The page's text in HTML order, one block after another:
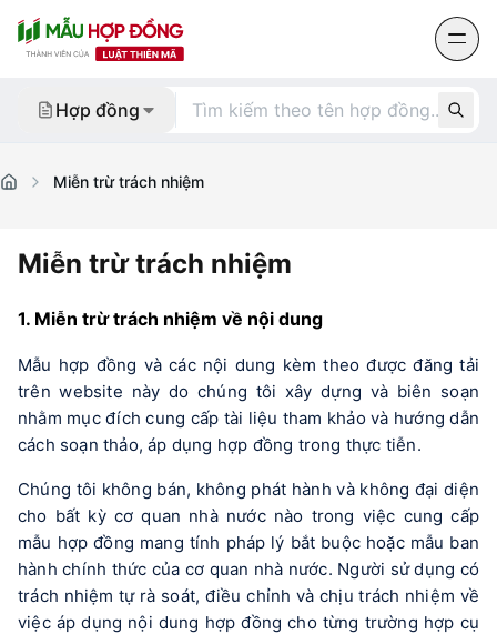
Số điện thoại hỗ trợ
Mới
0977 523 155
Email:
info@luatthienma.com.vn
Liên kết nhanh
Về chúng tôi
Biểu giá dịch vụ
Đội ngũ phát triển
Hợp đồng
Miễn trừ trách nhiệm
Miễn trừ trách nhiệm
1. Miễn trừ trách nhiệm về nội dung
Mẫu hợp đồng và các nội dung kèm theo được đăng tải
trên website này do chúng tôi xây dựng và biên soạn
nhằm mục đích cung cấp tài liệu tham khảo và hướng dẫn
Chúng tôi không bán, không phát hành và không đại diện
cho bất kỳ cơ quan nhà nước nào trong việc cung cấp
mẫu hợp đồng mang tính pháp lý bắt buộc hoặc mẫu ban
hành chính thức của cơ quan nhà nước. Người sử dụng có
trách nhiệm tự rà soát, điều chỉnh và chịu trách nhiệm về
việc áp dụng nội dung hợp đồng cho từng trường hợp cụ